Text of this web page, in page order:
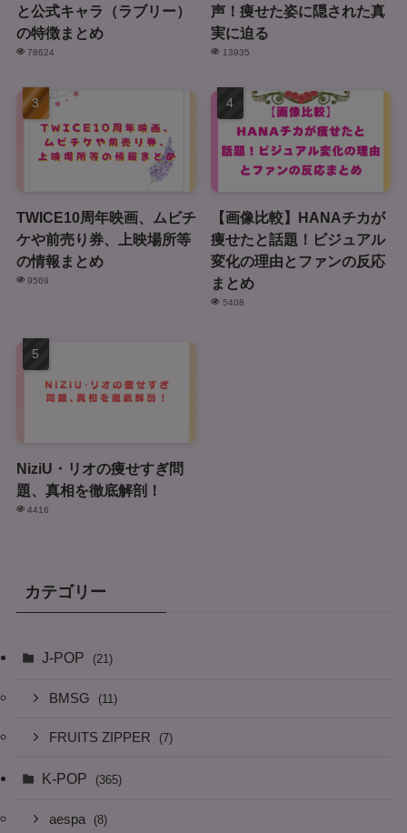
と公式キャラ（ラブリー）
の特徴まとめ
78624
声！痩せた姿に隠された真
実に迫る
13935
TWICE10周年映画、ムビチ
ケや前売り券、上映場所等
の情報まとめ
9569
【画像比較】HANAチカが
痩せたと話題！ビジュアル
変化の理由とファンの反応
まとめ
5408
NiziU・リオの痩せすぎ問
題、真相を徹底解剖！
4416
カテゴリー
J-POP (21)
BMSG (11)
FRUITS ZIPPER (7)
K-POP (365)
aespa (8)